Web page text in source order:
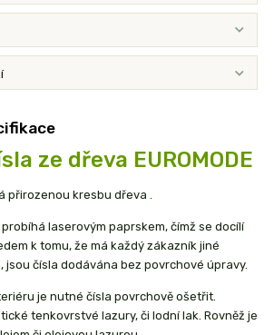
ze dřeva EUROMODE
přirozenou kresbu dřeva .
laserovým paprskem, čímž se docílí
k tomu, že má každý zákazník jiné
jsou čísla dodávána bez povrchové úpravy.
je nutné čísla povrchově ošetřit.
tenkovrstvé lazury, či lodní lak. Rovněž je